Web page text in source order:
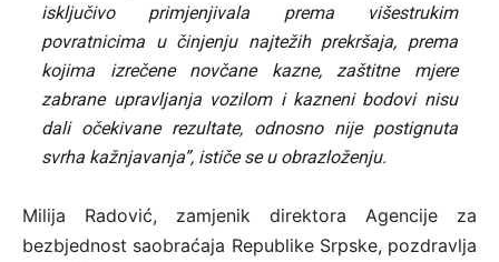
isključivo primjenjivala prema višestrukim
povratnicima u činjenju najtežih prekršaja, prema
kojima izrečene novčane kazne, zaštitne mjere
zabrane upravljanja vozilom i kazneni bodovi nisu
dali očekivane rezultate, odnosno nije postignuta
svrha kažnjavanja”, ističe se u obrazloženju.
Milija Radović, zamjenik direktora Agencije za
bezbjednost saobraćaja Republike Srpske, pozdravlja